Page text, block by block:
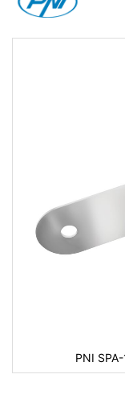
springen
PNI